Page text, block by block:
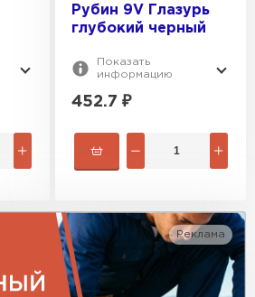
Рубин 9V Глазурь
глубокий черный
Показать
информацию
452.7 ₽
Реклама